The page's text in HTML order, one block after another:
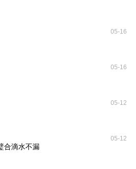
05-16
05-16
05-12
05-12
合滴水不漏